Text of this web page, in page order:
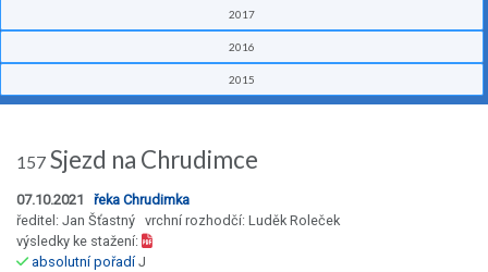
2017
2016
2015
157 Sjezd na Chrudimce
07.10.2021 řeka Chrudimka
ředitel: Jan Šťastný vrchní rozhodčí: Luděk Roleček
výsledky ke stažení:
absolutní pořadíJ